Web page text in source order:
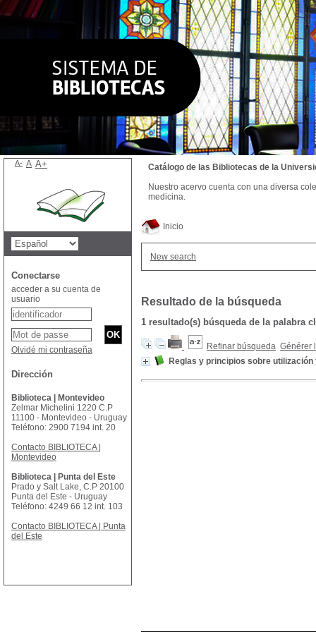
Inicio
New search
Resultado de la búsqueda
1 resultado(s) búsqueda de la palabra
Refinar búsqueda Générer
Reglas y principios sobre
Catálogo de las Bibliotecas de la
Nuestro acervo cuenta con una diversa
medicina.
A- A A+
Conectarse
acceder a su cuenta de
usuario
Olvidé mi contraseña
Dirección
Biblioteca | Montevideo
Zelmar Michelini 1220 C.P
11100 - Montevideo - Uruguay
Teléfono: 2900 7194 int. 20
Contacto BIBLIOTECA |
Montevideo
Biblioteca | Punta del Este
Prado y Salt Lake, C.P 20100
Punta del Este - Uruguay
Teléfono: 4249 66 12 int. 103
Contacto BIBLIOTECA | Punta
del Este